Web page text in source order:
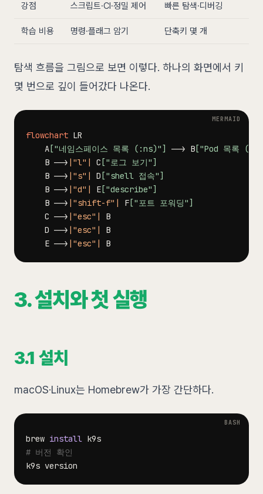
강점 스크립트·CI·정밀 제어 빠른 탐색·디버깅
학습 비용 명령·플래그 암기 단축키 몇 개
탐색 흐름을 그림으로 보면 이렇다. 하나의 화면에서 키
몇 번으로 깊이 들어갔다 나온다.
flowchart
    A
["네임스페이스 목록 (:ns)"] --> B ["Pod 목록
    B
--> |"l"| C ["로그 보기"]
    B
--> |"s"| D ["shell 접속"]
    B
--> |"d"| E ["describe"]
    B
--> |"shift-f"| F ["포트 포워딩"]
    C
--> |"esc"|
    D
--> |"esc"|
    E
--> |"esc"|
3. 설치와 첫 실행
3.1 설치
macOS·Linux는 Homebrew가 가장 간단하다.
brew install
# 버전 확인